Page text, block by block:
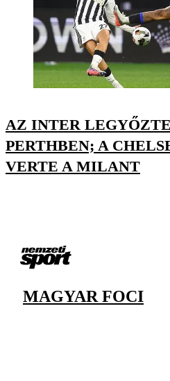
AZ INTER
PERTHBEN; A
VERTE A MILANT
MAGYAR FOCI